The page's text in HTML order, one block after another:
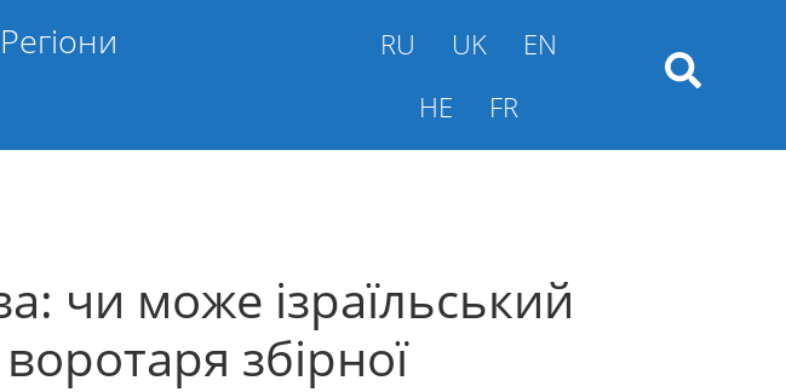
Регіони
RU UK
EN
HE
FR
чи може ізраїльський
збірної